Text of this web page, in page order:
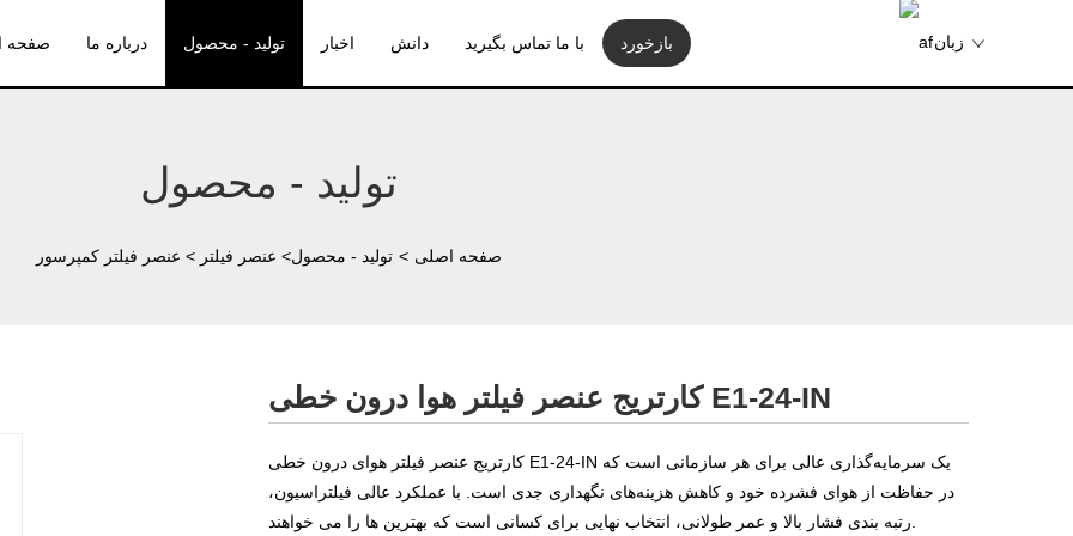
صفحه درباره ما تولید - محصول اخبار دانش با ما تماس بگیرید بازخورد زبان
تولید - محصول
صفحه اصلی > تولید - محصول> عنصر فیلتر > عنصر فیلتر کمپرسور
کارتریج عنصر فیلتر هوا درون خطی E1-24-IN
کارتریج عنصر فیلتر هوای درون خطی E1-24-IN یک سرمایه‌گذاری عالی برای هر سازمانی است که
در حفاظت از هوای فشرده خود و کاهش هزینه‌های نگهداری جدی است. با عملکرد عالی فیلتراسیون،